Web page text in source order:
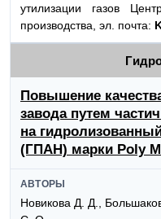
утилизации газов
производства, эл. почта:
Повышение
завода путем
на
(ГПАН) марки Poly
АВТОРЫ
Новикова Д. Д.,